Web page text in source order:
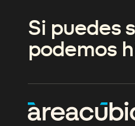
Si puedes
podemos